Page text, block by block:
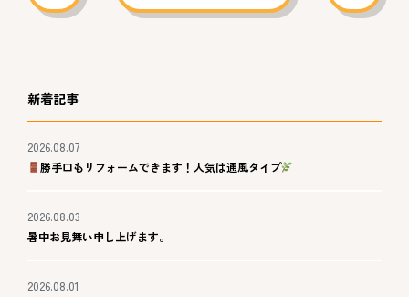
新着記事
2026.08.07
勝手口もリフォームできます！人気は通風タイプ
2026.08.03
暑中お見舞い申し上げます。
2026.08.01